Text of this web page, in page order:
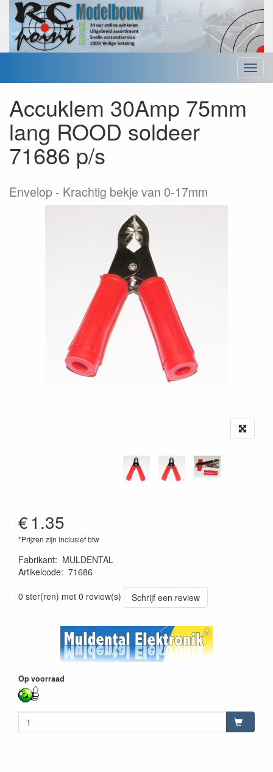
Menu
Accuklem 30Amp 75mm
lang ROOD soldeer
71686 p/s
Envelop Krachtig bekje van 0-17mm
€1.35
*Prijzen zijn inclusief btw
Fabrikant: MULDENTAL
Artikelcode: 71686
0 ster(ren) met 0 review(s)
Schrijf een review
Op voorraad